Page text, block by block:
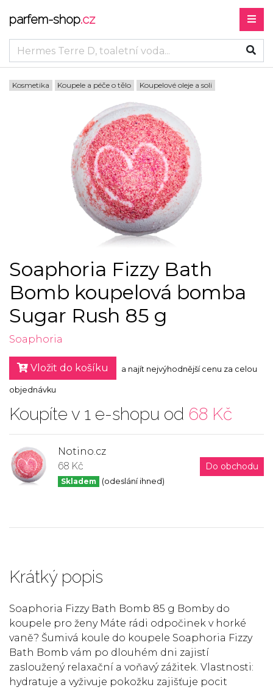
parfem-shop.cz
Kosmetika Koupele a péče o tělo Koupelové oleje a soli
Soaphoria Fizzy Bath
Bomb koupelová bomba
Sugar Rush 85 g
Soaphoria
Vložit do košíku a najít nejvýhodnější cenu za celou
objednávku
Koupíte v 1 e-shopu od 68 Kč
Notino.cz
68 Kč
Skladem (odeslání ihned)
Do obchodu
Krátký popis
Soaphoria Fizzy Bath Bomb 85 g Bomby do
koupele pro ženy Máte rádi odpočinek v horké
vaně? Šumivá koule do koupele Soaphoria Fizzy
Bath Bomb vám po dlouhém dni zajistí
zasloužený relaxační a voňavý zážitek. Vlastnosti:
hydratuje a vyživuje pokožku zajišťuje pocit